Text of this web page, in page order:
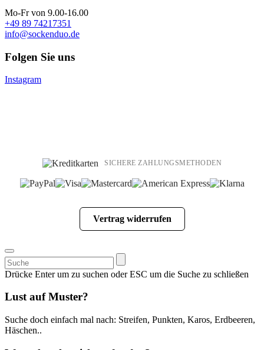
Mo-Fr von 9.00-16.00
+49 89 74217351
info@sockenduo.de
Folgen Sie uns
Instagram
SICHERE ZAHLUNGSMETHODEN
Vertrag widerrufen
Suchen
nach:
Drücke Enter um zu suchen oder ESC um die Suche zu schließen
Lust auf Muster?
Suche doch einfach mal nach: Streifen, Punkten, Karos, Erdbeeren,
Häschen..